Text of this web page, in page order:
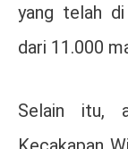
yang telah
dari 11.000
Selain itu,